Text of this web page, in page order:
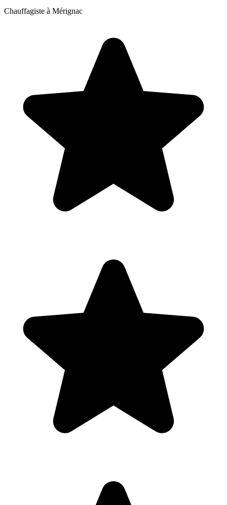
Chauffagiste à Mérignac